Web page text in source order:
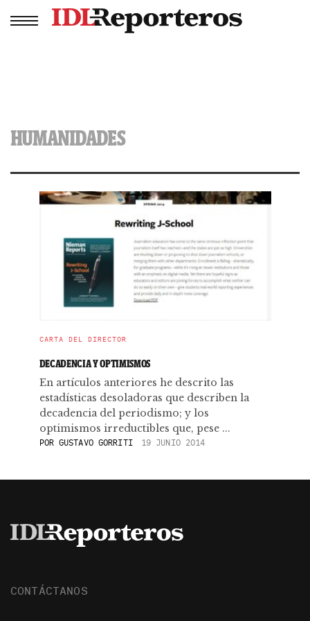
HUMANIDADES
CARTA DEL DIRECTOR
DECADENCIA Y OPTIMISMOS
En artículos anteriores he descrito las
estadísticas desoladoras que describen la
decadencia del periodismo; y los
optimismos irreductibles que, pese ...
POR GUSTAVO GORRITI 19 JUNIO 2014
CONTÁCTANOS